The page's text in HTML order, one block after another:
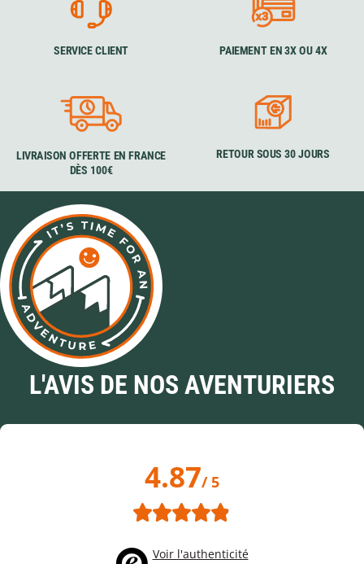
SERVICE CLIENT PAIEMENT EN 3X OU 4X
LIVRAISON OFFERTE EN FRANCE
DÈS 100€
RETOUR SOUS 30 JOURS
L'AVIS DE NOS AVENTURIERS
4.87/ 5
Voir l'authenticité